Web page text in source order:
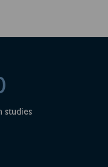
studies